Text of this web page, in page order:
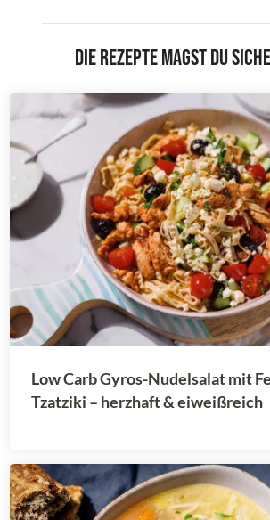
Die Rezepte magst du
Low Carb Gyros-Nudelsalat mit
Tzatziki – herzhaft & eiweißreich